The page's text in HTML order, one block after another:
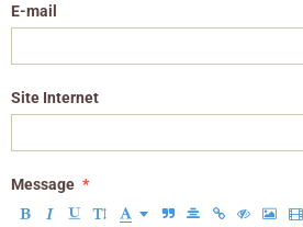
E-mail
Site Internet
Message